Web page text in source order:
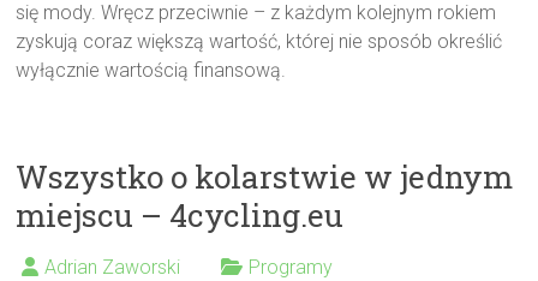
się mody. Wręcz przeciwnie – z każdym kolejnym rokiem
zyskują coraz większą wartość, której nie sposób określić
wyłącznie wartością finansową.
Wszystko o kolarstwie w jednym
miejscu – 4cycling.eu
Adrian Zaworski Programy